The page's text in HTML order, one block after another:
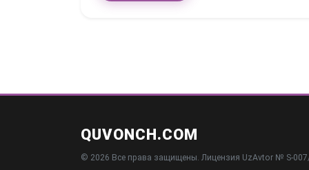
QUVONCH.COM
© 2026 Все права защищены. Лицензия UzAvtor № S-